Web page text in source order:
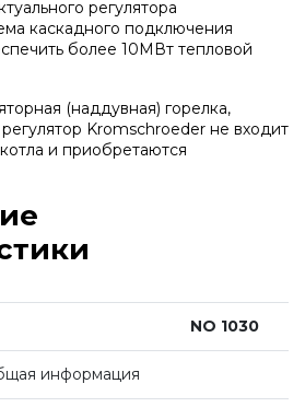
котлы Vaillant
Vaillant
Vaillant
Vaillant
Vaillant
регулятора
каскадного подключения
более 10МВт тепловой
(наддувная) горелка,
Kromschroeder не входит
и приобретаются
NO 1030
информация